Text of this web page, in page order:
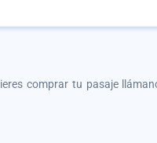
comprar tu pasaje